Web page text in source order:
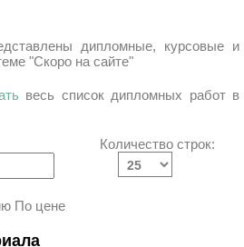
дипломные, курсовые и
"Скоро на сайте"
весь список дипломных работ в
Количество строк:
По цене